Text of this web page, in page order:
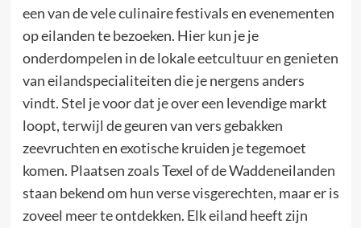
een van de vele culinaire festivals en evenementen
op eilanden te bezoeken. Hier kun je je
onderdompelen in de lokale eetcultuur en genieten
van eilandspecialiteiten die je nergens anders
vindt. Stel je voor dat je over een levendige markt
loopt, terwijl de geuren van vers gebakken
zeevruchten en exotische kruiden je tegemoet
komen. Plaatsen zoals Texel of de Waddeneilanden
staan bekend om hun verse visgerechten, maar er is
zoveel meer te ontdekken. Elk eiland heeft zijn